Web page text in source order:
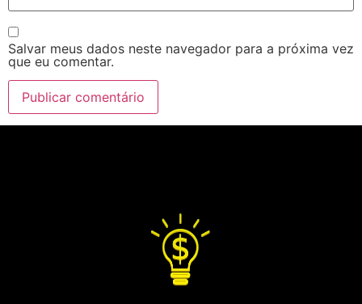
Salvar meus dados neste navegador para a próxima vez
que eu comentar.